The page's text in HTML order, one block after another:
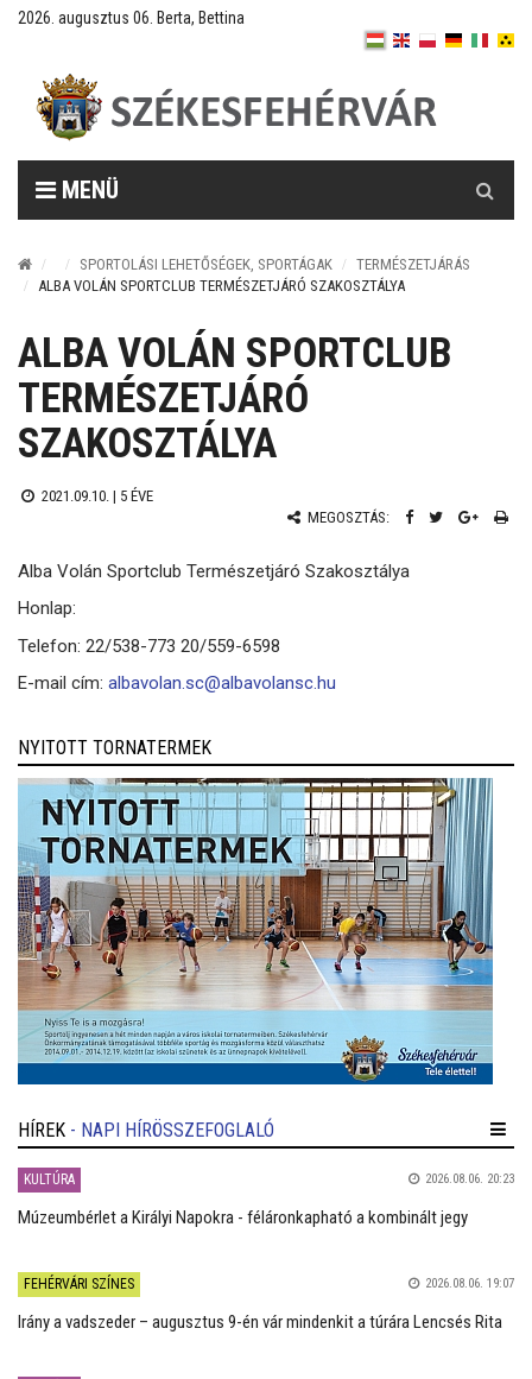
2026. augusztus 06. Berta, Bettina
MENÜ
SPORTOLÁSI LEHETŐSÉGEK, SPORTÁGAK
TERMÉSZETJÁRÁS
ALBA VOLÁN SPORTCLUB TERMÉSZETJÁRÓ SZAKOSZTÁLYA
ALBA VOLÁN SPORTCLUB
TERMÉSZETJÁRÓ
SZAKOSZTÁLYA
2021.09.10. | 5 ÉVE
MEGOSZTÁS:
Alba Volán Sportclub Természetjáró Szakosztálya
Honlap:
Telefon: 22/538-773 20/559-6598
E-mail cím: albavolan.sc@albavolansc.hu
NYITOTT TORNATERMEK
HÍREK - NAPI HÍRÖSSZEFOGLALÓ
KULTÚRA 2026.08.06. 20:23
Múzeumbérlet a Királyi Napokra - féláronkapható a kombinált jegy
FEHÉRVÁRI SZÍNES 2026.08.06. 19:07
Irány a vadszeder – augusztus 9-én vár mindenkit a túrára Lencsés Rita